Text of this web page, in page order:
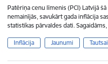
Patēriņa cenu līmenis (PCI) Latvijā
nemainījās, savukārt gada inflācija
statistikas pārvaldes dati.
Inflācija Jaunumi